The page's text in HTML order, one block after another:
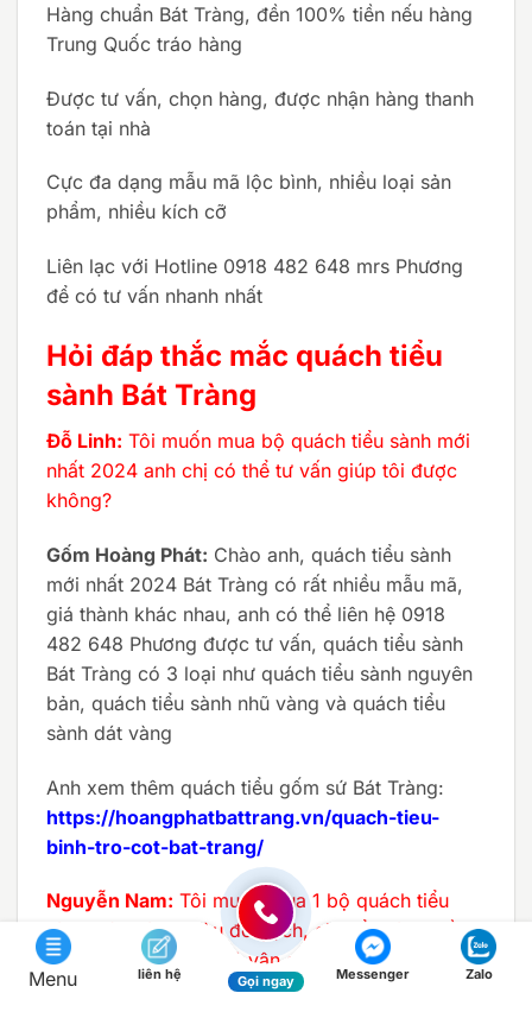
Hàng chuẩn Bát Tràng, đền 100% tiền nếu hàng
Trung Quốc tráo hàng
Được tư vấn, chọn hàng, được nhận hàng thanh
toán tại nhà
Cực đa dạng mẫu mã lộc bình, nhiều loại sản
phẩm, nhiều kích cỡ
Liên lạc với Hotline 0918 482 648 mrs Phương
để có tư vấn nhanh nhất
Hỏi đáp thắc mắc quách tiểu
sành Bát Tràng
Đỗ Linh: Tôi muốn mua bộ quách tiểu sành mới
nhất 2024 anh chị có thể tư vấn giúp tôi được
không?
Gốm Hoàng Phát: Chào anh, quách tiểu sành
mới nhất 2024 Bát Tràng có rất nhiều mẫu mã,
giá thành khác nhau, anh có thể liên hệ 0918
482 648 Phương được tư vấn, quách tiểu sành
Bát Tràng có 3 loại như quách tiểu sành nguyên
bản, quách tiểu sành nhũ vàng và quách tiểu
sành dát vàng
Anh xem thêm quách tiểu gốm sứ Bát Tràng:
https://hoangphatbattrang.vn/quach-tieu-
binh-tro-cot-bat-trang/
Nguyễn Nam: Tôi muốn mua 1 bộ quách tiểu
sành Bát Tràng màu đỏ gạch, chuyển hàng về
Hà Nam, cửa hàng có vận chuyển không?
Menu liên hệ Gọi ngay Messenger Zalo